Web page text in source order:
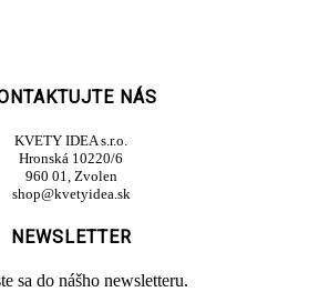
NÁS
KVETY IDEA s.r.o.
Hronská 10220/6
960 01, Zvolen
shop@kvetyidea.sk
NEWSLETTER
sa do nášho newsletteru.